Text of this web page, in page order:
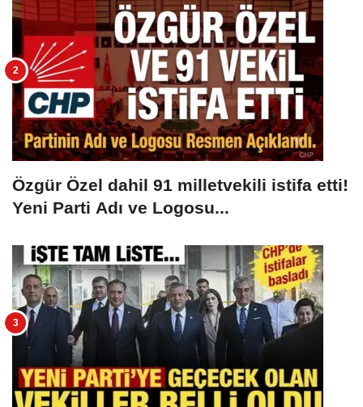
Özgür Özel dahil 91 milletvekili istifa etti!
Yeni Parti Adı ve Logosu...